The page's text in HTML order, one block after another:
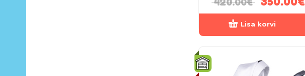
Lisa korvi